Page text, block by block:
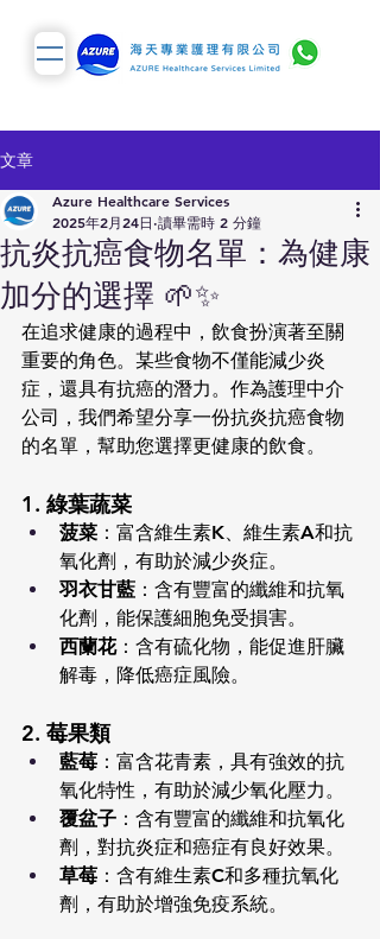
文章
抗炎抗癌食物名單：為健康
加分的選擇 🌱✨
Azure Healthcare Services
2025年2月24日 讀畢需時 2 分鐘
在追求健康的過程中，飲食扮演著至關
重要的角色。某些食物不僅能減少炎
症，還具有抗癌的潛力。作為護理中介
公司，我們希望分享一份抗炎抗癌食物
的名單，幫助您選擇更健康的飲食。
1. 綠葉蔬菜
菠菜 ：富含維生素K、維生素A和抗
氧化劑，有助於減少炎症。
羽衣甘藍 ：含有豐富的纖維和抗氧
化劑，能保護細胞免受損害。
西蘭花：含有硫化物，能促進肝臟
解毒，降低癌症風險。
2. 莓果類
藍莓 ：富含花青素，具有強效的抗
氧化特性，有助於減少氧化壓力。
覆盆子 ：含有豐富的纖維和抗氧化
劑，對抗炎症和癌症有良好效果。
草莓 ：含有維生素C和多種抗氧化
劑，有助於增強免疫系統。